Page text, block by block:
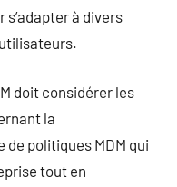
à divers
doit considérer les
la
politiques MDM qui
tout en